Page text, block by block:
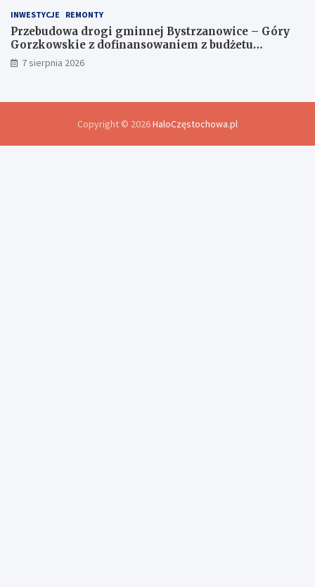
INWESTYCJE REMONTY
Przebudowa drogi gminnej Bystrzanowice – Góry
Gorzkowskie z dofinansowaniem z budżetu
Śląskiego
7 sierpnia 2026
Copyright © 2026HaloCzęstochowa.pl